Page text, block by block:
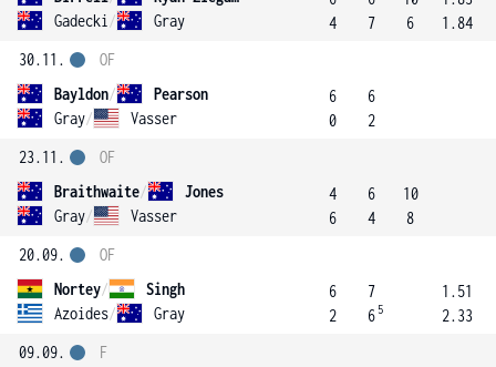
Gadecki / Gray
4
7
6
1.84
30.11.
Bayldon/
Pearson
Gray/ Vasser
OF
6
0
6
2
23.11.
Braithwaite/
Jones
Gray/ Vasser
OF
4
6
6
4
10
8
20.09.
Nortey/
Singh
Azoides/ Gray
OF
6
2
7
6 5
1.51
2.33
09.09.
F